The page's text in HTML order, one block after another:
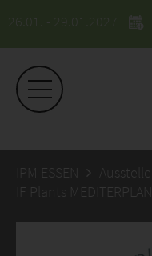
26.01. - 29.01.2027
IPM ESSEN